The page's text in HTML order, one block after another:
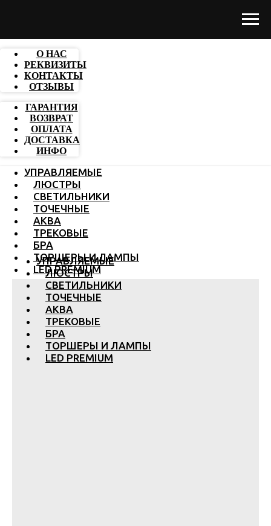
О НАС
РЕКВИЗИТЫ
КОНТАКТЫ
ОТЗЫВЫ
ГАРАНТИЯ
ВОЗВРАТ
ОПЛАТА
ДОСТАВКА
ИНФО
УПРАВЛЯЕМЫЕ
ЛЮСТРЫ
СВЕТИЛЬНИКИ
ТОЧЕЧНЫЕ
АКВА
ТРЕКОВЫЕ
БРА
ТОРШЕРЫ И ЛАМПЫ
LED PREMIUM
УПРАВЛЯЕМЫЕ
ЛЮСТРЫ
СВЕТИЛЬНИКИ
ТОЧЕЧНЫЕ
АКВА
ТРЕКОВЫЕ
БРА
ТОРШЕРЫ И ЛАМПЫ
LED PREMIUM